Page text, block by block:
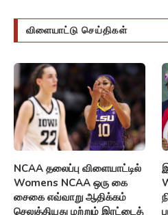
விளையாட்டு செய்திகள்
NCAA தலைப்பு விளையாட்டில்
Womens NCAA ஒரு கை
சைகை எவ்வாறு ஆதிக்கம்
செலுத்தியது மற்றும் இரட்டைத்